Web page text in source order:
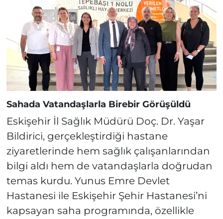
Sahada Vatandaşlarla Birebir Görüşüldü
Eskişehir İl Sağlık Müdürü Doç. Dr. Yaşar
Bildirici, gerçekleştirdiği hastane
ziyaretlerinde hem sağlık çalışanlarından
bilgi aldı hem de vatandaşlarla doğrudan
temas kurdu. Yunus Emre Devlet
Hastanesi ile Eskişehir Şehir Hastanesi’ni
kapsayan saha programında, özellikle